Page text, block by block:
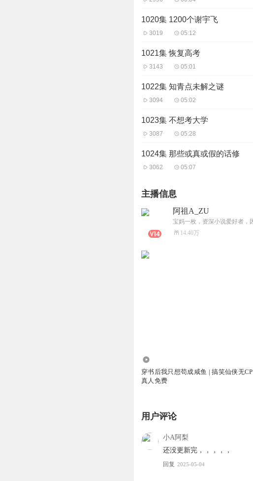
1020集 1200个谢宇飞
3019 05:12
1021集 恢复高考
3143 05:01
1022集 知青点未解之谜
3094 05:02
1023集 不想考大学
3087 05:28
1024集 那些或真或假的话修
3062 05:07
主播信息
阿祖A_ZU
14.40万
穿书后我只想苟成咸鱼 | 搞笑仙侠无CP
真人免费
用户评论
小A阿梨
还没更新完，，，，，
回复 2025-05-04